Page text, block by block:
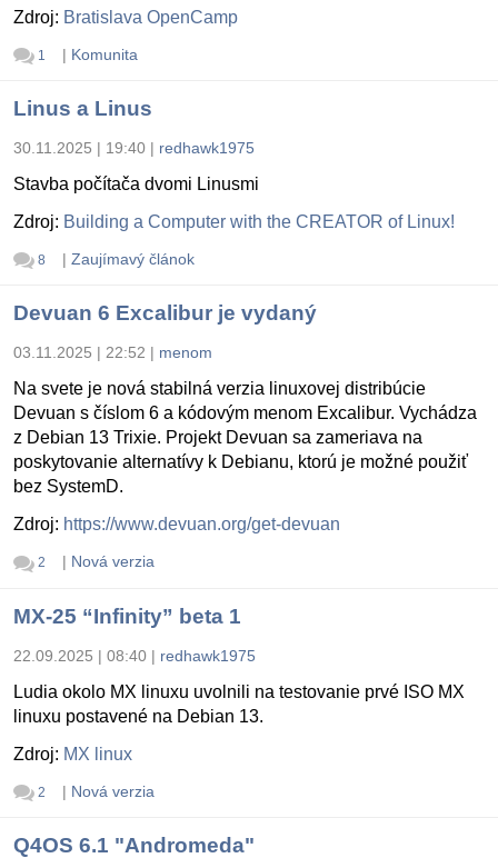
Zdroj: Bratislava OpenCamp
1 | Komunita
Linus a Linus
30.11.2025 | 19:40 | redhawk1975
Stavba počítača dvomi Linusmi
Zdroj: Building a Computer with the CREATOR of Linux!
8 | Zaujímavý článok
Devuan 6 Excalibur je vydaný
03.11.2025 | 22:52 | menom
Na svete je nová stabilná verzia linuxovej distribúcie
Devuan s číslom 6 a kódovým menom Excalibur. Vychádza
z Debian 13 Trixie. Projekt Devuan sa zameriava na
poskytovanie alternatívy k Debianu, ktorú je možné použiť
bez SystemD.
Zdroj: https://www.devuan.org/get-devuan
2 | Nová verzia
MX-25 “Infinity” beta 1
22.09.2025 | 08:40 | redhawk1975
Ludia okolo MX linuxu uvolnili na testovanie prvé ISO MX
linuxu postavené na Debian 13.
Zdroj: MX linux
2 | Nová verzia
Q4OS 6.1 "Andromeda"